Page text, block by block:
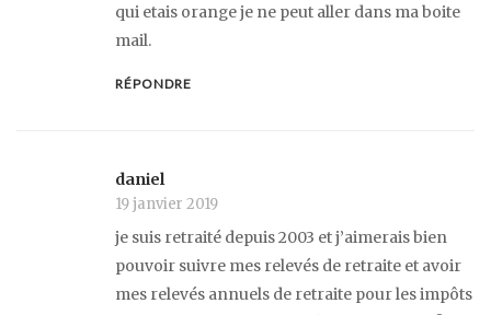
qui etais orange je ne peut aller dans ma boite
mail.
RÉPONDRE
daniel
19 janvier 2019
je suis retraité depuis 2003 et j’aimerais bien
pouvoir suivre mes relevés de retraite et avoir
mes relevés annuels de retraite pour les impôts